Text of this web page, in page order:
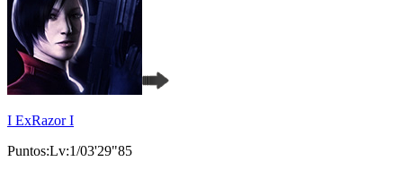
I ExRazor I
Puntos:Lv:1/03'29"85